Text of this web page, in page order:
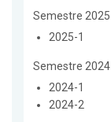
Semestre 2025
2025-1
Semestre 2024
2024-1
2024-2